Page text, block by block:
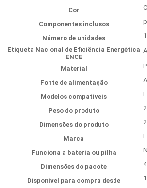
Cor
Componentes inclusos
Número de unidades
‎1
Etiqueta Nacional de Eficiência Energética
ENCE
Material
Fonte de alimentação
Modelos compatíveis
Peso do produto
Dimensões do produto
Marca
Funciona a bateria ou pilha
Dimensões do pacote
Disponível para compra desde